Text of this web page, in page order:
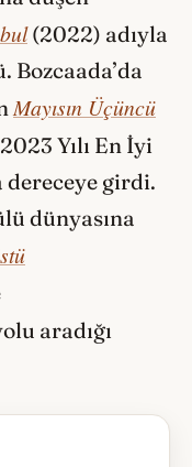
(2022) adıyla
Bozcaada’da
Mayısın Üçüncü
Yılı En İyi
dereceye girdi.
dünyasına
aradığı